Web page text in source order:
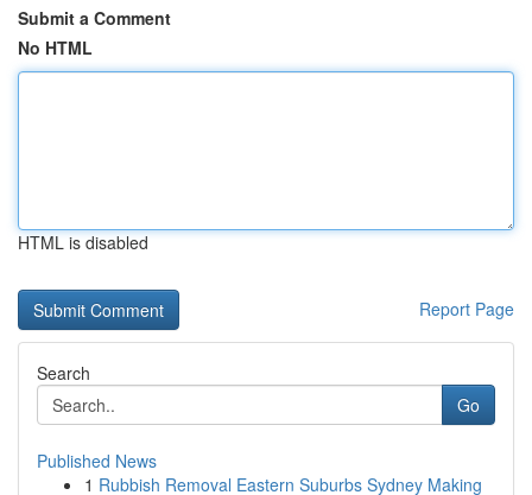
Submit a Comment
No HTML
HTML is disabled
Report Page
Search
Go
Published News
1 Rubbish Removal Eastern Suburbs Sydney Making